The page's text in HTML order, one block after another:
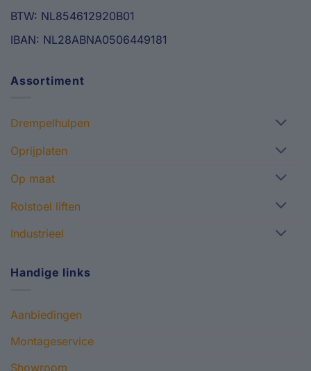
BTW: NL854612920B01
IBAN: NL28ABNA0506449181
Assortiment
Drempelhulpen
Oprijplaten
Op maat
Rolstoel liften
Industrieel
Handige links
Aanbiedingen
Montageservice
Showroom